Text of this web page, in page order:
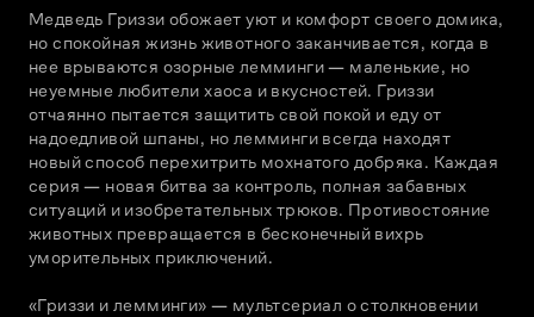
Медведь Гриззи обожает уют и комфорт своего домика,
но спокойная жизнь животного заканчивается, когда в
нее врываются озорные лемминги — маленькие, но
неуемные любители хаоса и вкусностей. Гриззи
отчаянно пытается защитить свой покой и еду от
надоедливой шпаны, но лемминги всегда находят
новый способ перехитрить мохнатого добряка. Каждая
серия — новая битва за контроль, полная забавных
ситуаций и изобретательных трюков. Противостояние
животных превращается в бесконечный вихрь
уморительных приключений.
«Гриззи и лемминги» — мультсериал о столкновении